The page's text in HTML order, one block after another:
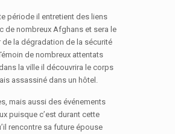
période il entretient des liens
de nombreux Afghans et sera le
de la dégradation de la sécurité
de nombreux attentats
la ville il découvrira le corps
assassiné dans un hôtel.
mais aussi des événements
puisque c’est durant cette
rencontre sa future épouse